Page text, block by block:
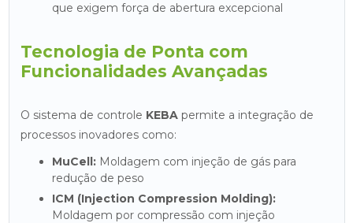
que exigem força de abertura excepcional
Tecnologia de Ponta com
Funcionalidades Avançadas
O sistema de controle KEBApermite a integração de
processos inovadores como:
MuCell:Moldagem com injeção de gás para
redução de peso
ICM (Injection Compression Molding):
Moldagem por compressão com injeção